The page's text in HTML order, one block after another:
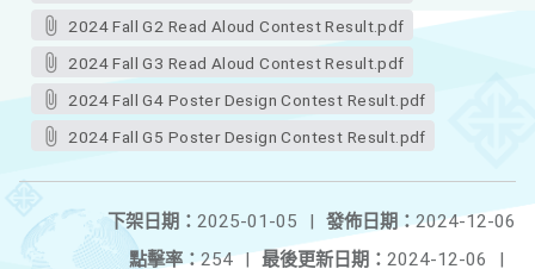
2024 Fall G2 Read Aloud Contest Result.pdf
2024 Fall G3 Read Aloud Contest Result.pdf
2024 Fall G4 Poster Design Contest Result.pdf
2024 Fall G5 Poster Design Contest Result.pdf
發佈日期：2024-12-06
下架日期： 2025-01-05
|
最後更新日期： 2024-12-06 |
點擊率：254 |